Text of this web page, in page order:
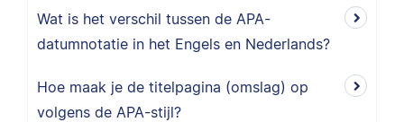
Wat is het verschil tussen de APA-
datumnotatie in het Engels en Nederlands?
Hoe maak je de titelpagina (omslag) op
volgens de APA-stijl?